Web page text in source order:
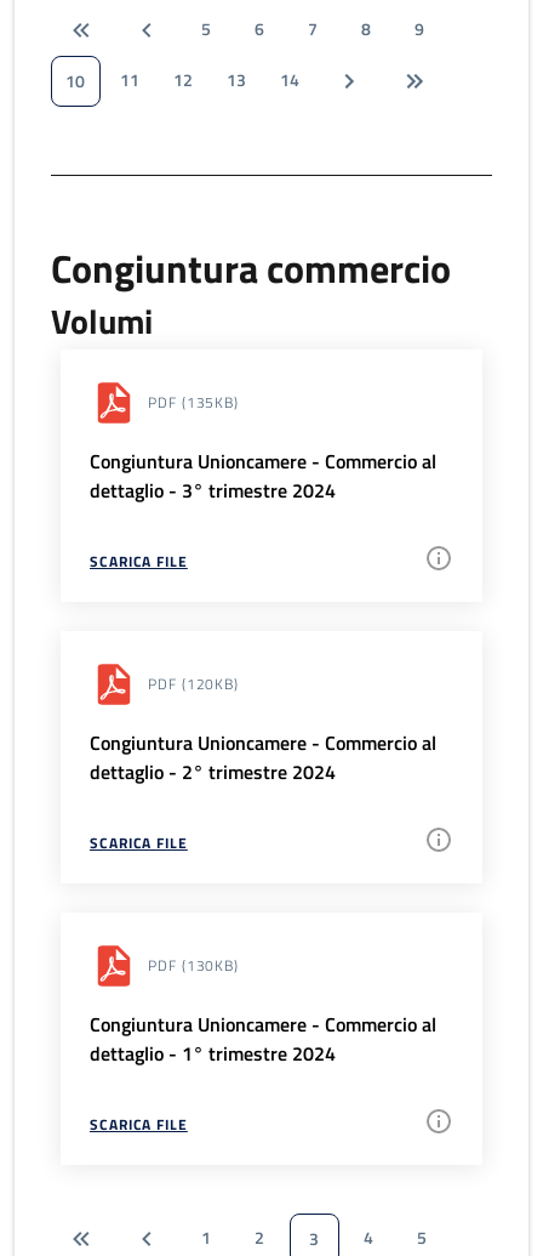
5 6 7 8
9
10
11 12 13 14
Congiuntura commercio
Volumi
PDF (135KB)
Congiuntura Unioncamere - Commercio al
dettaglio - 3° trimestre 2024
SCARICA FILE
PDF (120KB)
Congiuntura Unioncamere - Commercio al
dettaglio - 2° trimestre 2024
SCARICA FILE
PDF (130KB)
Congiuntura Unioncamere - Commercio al
dettaglio - 1° trimestre 2024
SCARICA FILE
1 2 3 4
5